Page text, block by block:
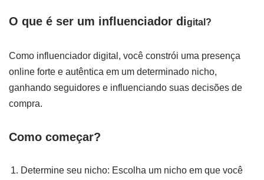
O que é ser um influenciador digital?
Como influenciador digital, você constrói uma presença
online forte e autêntica em um determinado nicho,
ganhando seguidores e influenciando suas decisões de
compra.
Como começar?
Determine seu nicho: Escolha um nicho em que você